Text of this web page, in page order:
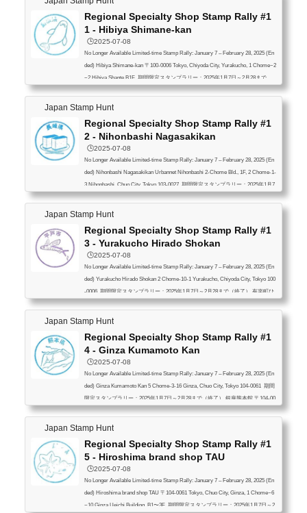
Regional Specialty Shop Stamp Rally #1
1 - Hibiya Shimane-kan
🕒️2025-07-08
No Longer Available Limited-time Stamp Rally: January 7 – February 28, 2025 (En
ded) Hibiya Shimane-kan 〒100-0006 Tokyo, Chiyoda City, Yurakucho, 1 Chome−2
−2 Hibiya Shante B1F 期間限定スタンプラリー：2025年1月7日～2月28まで
（終了） 日比谷しまね館 〒100-0006 東京都千代田区有楽町１丁目２−２ 日比
Japan Stamp Hunt
Regional Specialty Shop Stamp Rally #1
2 - Nihonbashi Nagasakikan
🕒️2025-07-08
No Longer Available Limited-time Stamp Rally: January 7 – February 28, 2025 (En
ded) Nihonbashi Nagasakikan Urbannet Nihonbashi 2-Chome Bld., 1F, 2 Chome-1-
3 Nihonbashi, Chuo City, Tokyo 103-0027 期間限定スタンプラリー：2025年1月7
日～2月28まで（終了） 日本橋 長崎館 〒103-0027 東京都中央区日本橋２丁目
Japan Stamp Hunt
Regional Specialty Shop Stamp Rally #1
3 - Yurakucho Hirado Shokan
🕒️2025-07-08
No Longer Available Limited-time Stamp Rally: January 7 – February 28, 2025 (En
ded) Yurakucho Hirado Shokan 2 Chome-10-1 Yurakucho, Chiyoda City, Tokyo 100
-0006 期間限定スタンプラリー：2025年1月7日～2月28まで（終了） 有楽町ひ
らど商館 〒100-0006 東京都千代田区有楽町２丁目１０−１
Japan Stamp Hunt
Regional Specialty Shop Stamp Rally #1
4 - Ginza Kumamoto Kan
🕒️2025-07-08
No Longer Available Limited-time Stamp Rally: January 7 – February 28, 2025 (En
ded) Ginza Kumamoto Kan 5 Chome-3-16 Ginza, Chuo City, Tokyo 104-0061 期間
限定スタンプラリー：2025年1月7日～2月28まで（終了） 銀座熊本館 〒104-00
61 東京都中央区銀座５丁目３−１６
Japan Stamp Hunt
Regional Specialty Shop Stamp Rally #1
5 - Hiroshima brand shop TAU
🕒️2025-07-08
No Longer Available Limited-time Stamp Rally: January 7 – February 28, 2025 (En
ded) Hiroshima brand shop TAU 〒104-0061 Tokyo, Chuo City, Ginza, 1 Chome−6
−10 Ginza Ueichi Building, B1〜3F 期間限定スタンプラリー：2025年1月7日～2